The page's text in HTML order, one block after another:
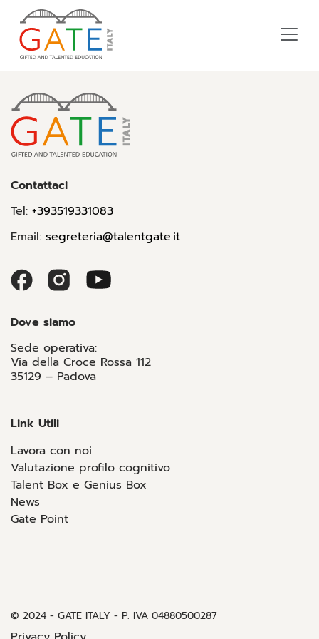
Contattaci
Tel: +393519331083
Email: segreteria@talentgate.it
Dove siamo
Sede operativa:
Via della Croce Rossa 112
35129 – Padova
Link Utili
Lavora con noi
Valutazione profilo cognitivo
Talent Box e Genius Box
News
Gate Point
© 2024 - GATE ITALY - P. IVA 04880500287